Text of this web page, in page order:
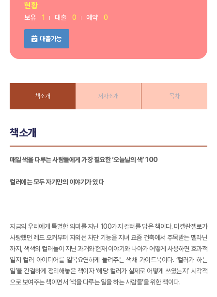
현황
보유 1 대출 0 예약 0
대출가능
책소개 저자소개 목차
책소개
매일 색을 다루는 사람들에게 가장 필요한 ‘오늘날의 색’ 100
컬러에는 모두 자기만의 이야기가 있다
지금의 우리에게 특별한 의미를 지닌 100가지 컬러를 담은 책이다. 미켈란젤로가
사랑했던 레드 오커부터 자외선 차단 기능을 지녀 요즘 건축에서 주목받는 멜라닌
까지, 색색의 컬러들이 지닌 과거와 현재 이야기와 나아가 어떻게 사용하면 효과적
일지 컬러 아이디어를 일목요연하게 들려주는 색채 가이드북이다. ‘컬러가 하는
일’을 간결하게 정리해놓은 책이자 ‘해당 컬러가 실제로 어떻게 쓰였는지’ 시각적
으로 보여주는 책이면서 ‘색을 다루는 일을 하는 사람들’을 위한 책이다.